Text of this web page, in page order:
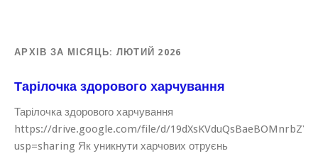
АРХІВ ЗА МІСЯЦЬ: ЛЮТИЙ 2026
Тарілочка здорового харчування
Тарілочка здорового харчування
https://drive.google.com/file/d/
usp=sharing Як уникнути харчових отруєнь